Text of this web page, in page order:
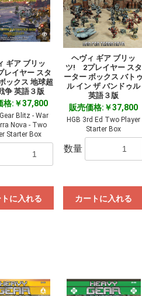
ギア ブリッ
イヤー スタ
ックス 地球超
争 英語３版
格:￥37,800
Blitz - War
Nova - Two
Starter Box
に入れる
ヘヴィ ギア ブリッ
ツ! 2プレイヤー スタ
ーター ボックス バトゥ
ル イン ザ バンドゥル
英語３版
販売価格:￥37,800
HGB 3rd Ed Two Player
Starter Box
数量
カートに入れる